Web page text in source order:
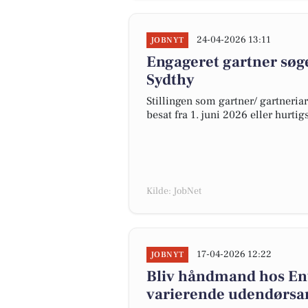
JOBNYT 24-04-2026 13:11
Engageret gartner
Sydthy
Stillingen som gartner/
besat fra 1. juni 2026 eller
Kilde: JobNet
JOBNYT 17-04-2026 12:22
Bliv håndmand hos
varierende